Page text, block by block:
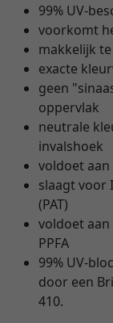
99% UV-
voorkomt
makkelijk
exacte
geen
oppervlak
neutrale
invalshoek
voldoet
slaagt voor
(PAT)
voldoet aan
PPFA
99% UV-
door een
410.